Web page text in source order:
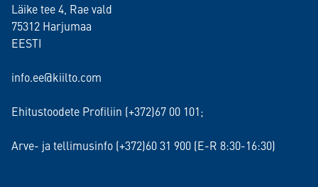
Läike tee 4, Rae vald
75312 Harjumaa
EESTI
info.ee@kiilto.com
Ehitustoodete Profiliin (+372)67 00 101;
Arve- ja tellimusinfo (+372)60 31 900 (E-R 8:30-16:30)